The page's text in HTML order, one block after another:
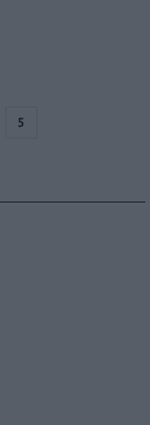
5